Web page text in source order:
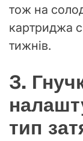
тож на
картриджа
тижнів.
3.
тип